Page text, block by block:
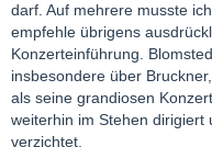
darf. Auf mehrere musste
empfehle übrigens
Konzerteinführung.
insbesondere über
als seine grandiosen
weiterhin im Stehen dirigiert
verzichtet.